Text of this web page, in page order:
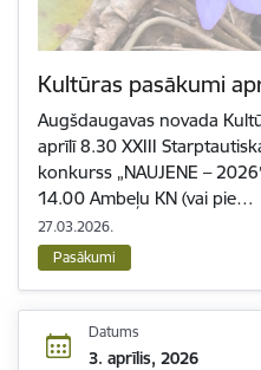
Kultūras pasākumi
Augšdaugavas novada
aprīlī 8.30 XXIII
konkurss „NAUJENE –
14.00 Ambeļu KN (vai pie…
27.03.2026.
Pasākumi
Datums
3. aprīlis, 2026